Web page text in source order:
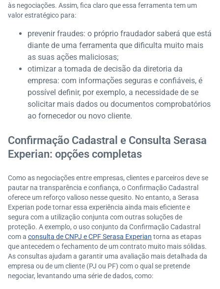
às negociações. Assim, fica claro que essa ferramenta tem um
valor estratégico para:
prevenir fraudes: o próprio fraudador saberá que está
diante de uma ferramenta que dificulta muito mais
as suas ações maliciosas;
otimizar a tomada de decisão da diretoria da
empresa: com informações seguras e confiáveis, é
possível definir, por exemplo, a necessidade de se
solicitar mais dados ou documentos comprobatórios
ao fornecedor ou novo cliente.
Confirmação Cadastral e Consulta Serasa
Experian: opções completas
Como as negociações entre empresas, clientes e parceiros deve se
pautar na transparência e confiança, o Confirmação Cadastral
oferece um reforço valioso nesse quesito. No entanto, a Serasa
Experian pode tornar essa experiência ainda mais eficiente e
segura com a utilização conjunta com outras soluções de
proteção. A exemplo, o uso conjunto da Confirmação Cadastral
com a consulta de CNPJ e CPF Serasa Experian torna as etapas
que antecedem o fechamento de um contrato muito mais sólidas.
As consultas ajudam a garantir uma avaliação mais detalhada da
empresa ou de um cliente (PJ ou PF) com o qual se pretende
negociar, levantando uma série de dados, como: